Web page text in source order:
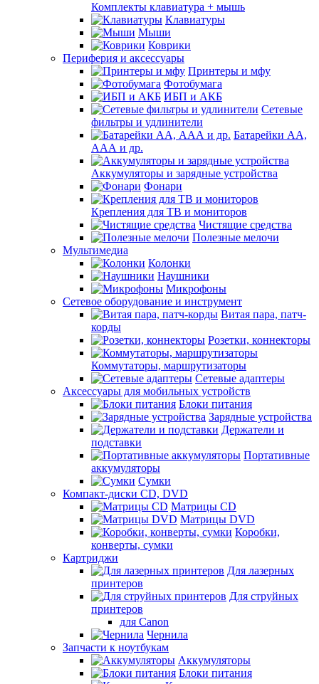
Комплекты клавиатура + мышь
Клавиатуры
Мыши
Коврики
Периферия и аксессуары
Принтеры и мфу
Фотобумага
ИБП и АКБ
Сетевые
фильтры и удлинители
Батарейки АА,
ААА и др.
Аккумуляторы и зарядные устройства
Фонари
Крепления для ТВ и мониторов
Чистящие средства
Полезные мелочи
Мультимедиа
Колонки
Наушники
Микрофоны
Сетевое оборудование и инструмент
Витая пара, патч-
корды
Розетки, коннекторы
Коммутаторы, маршрутизаторы
Сетевые адаптеры
Аксессуары для мобильных устройств
Блоки питания
Зарядные устройства
Держатели и
подставки
Портативные
аккумуляторы
Сумки
Компакт-диски CD, DVD
Матрицы CD
Матрицы DVD
Коробки,
конверты, сумки
Картриджи
Для лазерных
принтеров
Для струйных
принтеров
для Canon
Чернила
Запчасти к ноутбукам
Аккумуляторы
Блоки питания